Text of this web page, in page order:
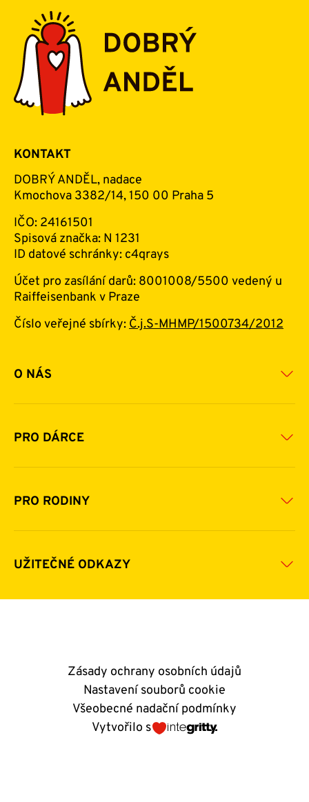
KONTAKT
DOBRÝ ANDĚL, nadace
Kmochova 3382/14, 150 00 Praha 5
IČO: 24161501
Spisová značka: N 1231
ID datové schránky: c4qrays
Účet pro zasílání darů: 8001008/5500 vedený u
Raiffeisenbank v Praze
Číslo veřejné sbírky:Č.j.S-MHMP/1500734/2012
O NÁS
Základní informace o nadaci
Historie a zakladatelé
Financování
Pomoc v číslech
Napsali o nás
PRO DÁRCE
Jak pomáhat
Daňová uznatelnost darů
Další možnosti pomoci
Zpravodaje
PRO RODINY
Komu a jak pomáháme
Pravidla poskytování finanční pomoci
UŽITEČNÉ ODKAZY
Kontakty
Zásady ochrany osobních údajů
Nastavení souborů cookie
Všeobecné nadační podmínky
Vytvořilo s